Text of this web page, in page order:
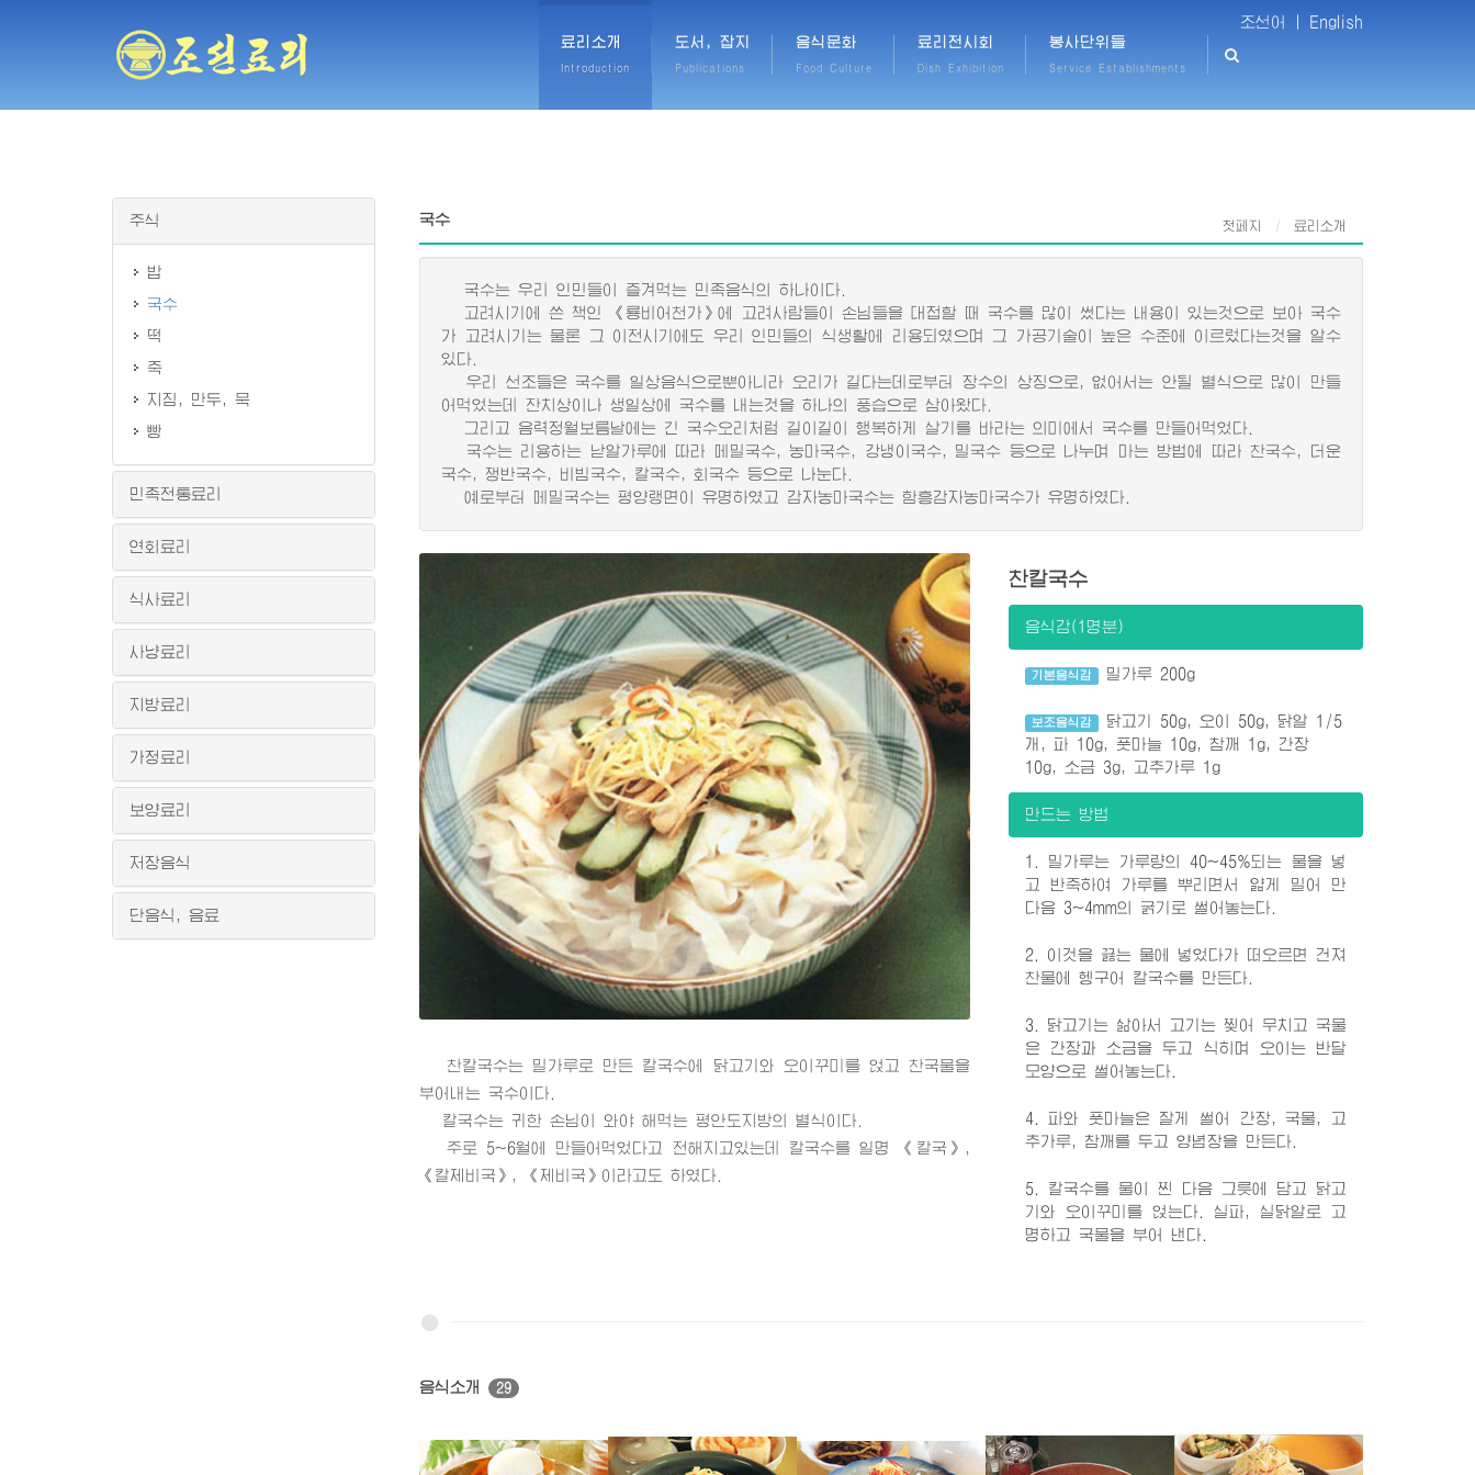
조선어 | English
료리소개
Introduction
도서, 잡지
Publications
음식문화
Food Culture
료리전시회
Dish Exhibition
봉사단위들
Service Establishments
국수 첫페지 료리소개
국수는 우리 인민들이 즐겨먹는 민족음식의 하나이다.
고려시기에 쓴 책인 《룡비어천가》에 고려사람들이 손님들을 대접할 때 국수를 많이 썼다는 내용이 있는것으로 보아 국수
가 고려시기는 물론 그 이전시기에도 우리 인민들의 식생활에 리용되였으며 그 가공기술이 높은 수준에 이르렀다는것을 알수
있다.
우리 선조들은 국수를 일상음식으로뿐아니라 오리가 길다는데로부터 장수의 상징으로, 없어서는 안될 별식으로 많이 만들
어먹었는데 잔치상이나 생일상에 국수를 내는것을 하나의 풍습으로 삼아왔다.
그리고 음력정월보름날에는 긴 국수오리처럼 길이길이 행복하게 살기를 바라는 의미에서 국수를 만들어먹었다.
국수는 리용하는 낟알가루에 따라 메밀국수, 농마국수, 강냉이국수, 밀국수 등으로 나누며 마는 방법에 따라 찬국수, 더운
국수, 쟁반국수, 비빔국수, 칼국수, 회국수 등으로 나눈다.
예로부터 메밀국수는 평양랭면이 유명하였고 감자농마국수는 함흥감자농마국수가 유명하였다.
찬칼국수는 밀가루로 만든 칼국수에 닭고기와 오이꾸미를 얹고 찬국물을
부어내는 국수이다.
칼국수는 귀한 손님이 와야 해먹는 평안도지방의 별식이다.
주로 5~6월에 만들어먹었다고 전해지고있는데 칼국수를 일명 《칼국》,
《칼제비국》, 《제비국》이라고도 하였다.
찬칼국수
음식감(1명분)
기본음식감 밀가루 200g
보조음식감
닭고기 50g, 오이 50g, 닭알 1/5
개, 파 10g, 풋마늘 10g, 참깨 1g, 간장
10g, 소금 3g, 고추가루 1g
만드는 방법
1. 밀가루는 가루량의 40~45%되는 물을 넣
고 반죽하여 가루를 뿌리면서 얇게 밀어 만
다음 3~4mm의 굵기로 썰어놓는다.
2. 이것을 끓는 물에 넣었다가 떠오르면 건져
찬물에 헹구어 칼국수를 만든다.
3. 닭고기는 삶아서 고기는 찢어 무치고 국물
은 간장과 소금을 두고 식히며 오이는 반달
모양으로 썰어놓는다.
4. 파와 풋마늘은 잘게 썰어 간장, 국물, 고
추가루, 참깨를 두고 양념장을 만든다.
5. 칼국수를 물이 찐 다음 그릇에 담고 닭고
기와 오이꾸미를 얹는다. 실파, 실닭알로 고
명하고 국물을 부어 낸다.
음식소개 29
주식
밥
국수
떡
죽
지짐, 만두, 묵
빵
민족전통료리
연회료리
식사료리
사냥료리
지방료리
가정료리
보양료리
저장음식
단음식, 음료